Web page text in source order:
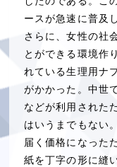
ースが急速に普及
さらに、女性の社
とができる環境作
れている生理用ナ
がかかった。中世
などが利用された
はいうまでもない
届く価格になった
紙を丁字の形に縫